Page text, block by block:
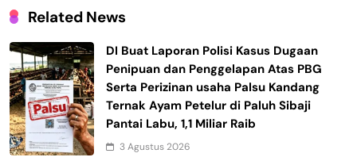
Related News
DI Buat Laporan Polisi Kasus Dugaan
Penipuan dan Penggelapan Atas PBG
Serta Perizinan usaha Palsu Kandang
Ternak Ayam Petelur di Paluh Sibaji
Pantai Labu, 1,1 Miliar Raib
3 Agustus 2026